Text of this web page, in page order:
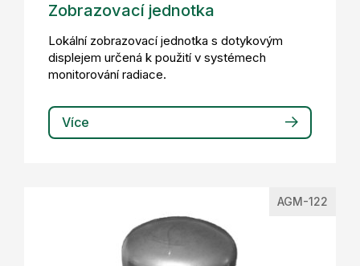
Zobrazovací jednotka
Lokální zobrazovací jednotka s dotykovým
displejem určená k použití v systémech
monitorování radiace.
Více
AGM-122